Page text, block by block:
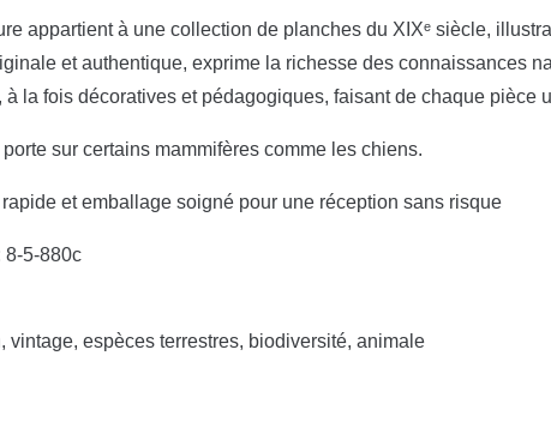
appartient à une collection de planches du XIXᵉ siècle,
et authentique, exprime la richesse des connaissances
à la fois décoratives et pédagogiques, faisant de chaque pièce
porte sur certains mammifères comme les chiens.
et emballage soigné pour une réception sans risque
8-5-880c
vintage, espèces terrestres, biodiversité, animale